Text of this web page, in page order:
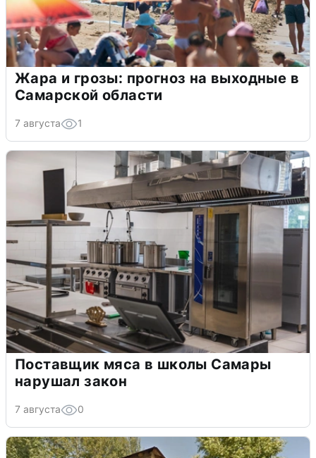
Жара и грозы: прогноз на выходные в
Самарской области
7 августа 1
Поставщик мяса в школы Самары
нарушал закон
7 августа 0